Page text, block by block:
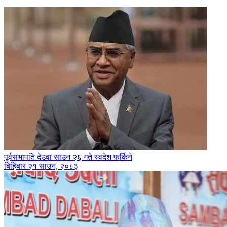
पूर्वसभापति देउवा साउन २६ गते स्वदेश फर्किने
बिहिबार २१ साउन, २०८३